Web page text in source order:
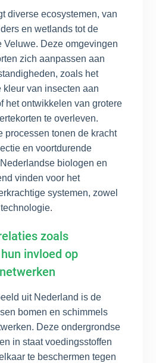
diverse ecosystemen, van
en wetlands tot de
Veluwe. Deze omgevingen
zich aanpassen aan
zoals het
van insecten aan
het ontwikkelen van grotere
te overleven.
processen tonen de kracht
en voortdurende
biologen en
vinden voor het
systemen, zowel
zoals
invloed op
uit Nederland is de
bomen en schimmels
Deze ondergrondse
in staat voedingsstoffen
te beschermen tegen